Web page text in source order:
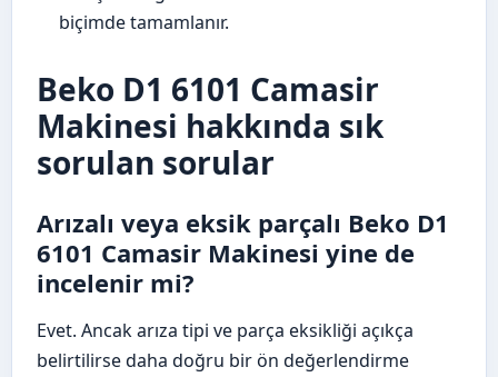
biçimde tamamlanır.
Beko D1 6101 Camasir
Makinesi hakkında sık
sorulan sorular
Arızalı veya eksik parçalı Beko D1
6101 Camasir Makinesi yine de
incelenir mi?
Evet. Ancak arıza tipi ve parça eksikliği açıkça
belirtilirse daha doğru bir ön değerlendirme